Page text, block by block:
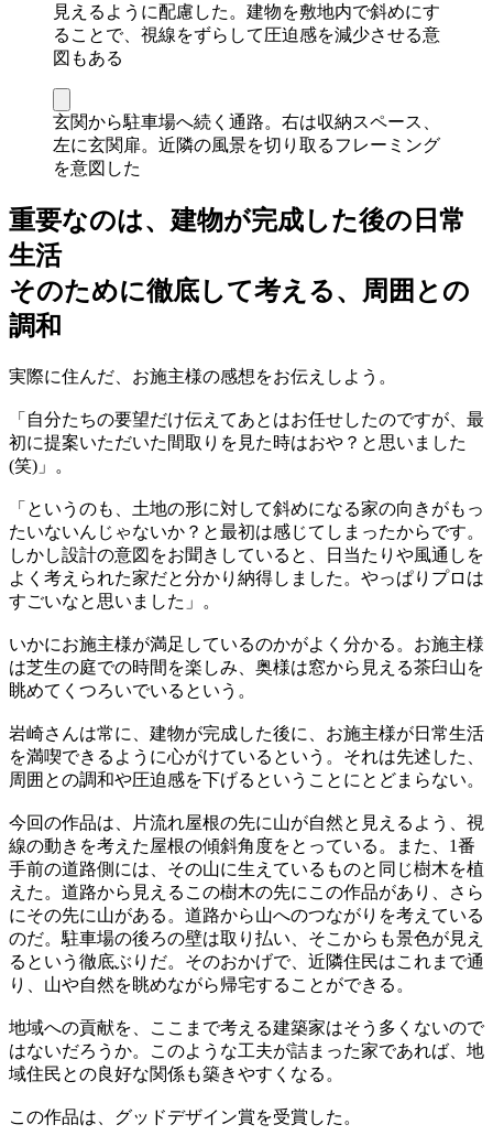
見えるように配慮した。建物を敷地内で斜めにす
ることで、視線をずらして圧迫感を減少させる意
図もある
玄関から駐車場へ続く通路。右は収納スペース、
左に玄関扉。近隣の風景を切り取るフレーミング
を意図した
重要なのは、建物が完成した後の日常
生活
そのために徹底して考える、周囲との
調和
実際に住んだ、お施主様の感想をお伝えしよう。
「自分たちの要望だけ伝えてあとはお任せしたのですが、最
初に提案いただいた間取りを見た時はおや？と思いました
(笑)」。
「というのも、土地の形に対して斜めになる家の向きがもっ
たいないんじゃないか？と最初は感じてしまったからです。
しかし設計の意図をお聞きしていると、日当たりや風通しを
よく考えられた家だと分かり納得しました。やっぱりプロは
すごいなと思いました」。
いかにお施主様が満足しているのかがよく分かる。お施主様
は芝生の庭での時間を楽しみ、奥様は窓から見える茶臼山を
眺めてくつろいでいるという。
岩崎さんは常に、建物が完成した後に、お施主様が日常生活
を満喫できるように心がけているという。それは先述した、
周囲との調和や圧迫感を下げるということにとどまらない。
今回の作品は、片流れ屋根の先に山が自然と見えるよう、視
線の動きを考えた屋根の傾斜角度をとっている。また、1番
手前の道路側には、その山に生えているものと同じ樹木を植
えた。道路から見えるこの樹木の先にこの作品があり、さら
にその先に山がある。道路から山へのつながりを考えている
のだ。駐車場の後ろの壁は取り払い、そこからも景色が見え
るという徹底ぶりだ。そのおかげで、近隣住民はこれまで通
り、山や自然を眺めながら帰宅することができる。
地域への貢献を、ここまで考える建築家はそう多くないので
はないだろうか。このような工夫が詰まった家であれば、地
域住民との良好な関係も築きやすくなる。
この作品は、グッドデザイン賞を受賞した。